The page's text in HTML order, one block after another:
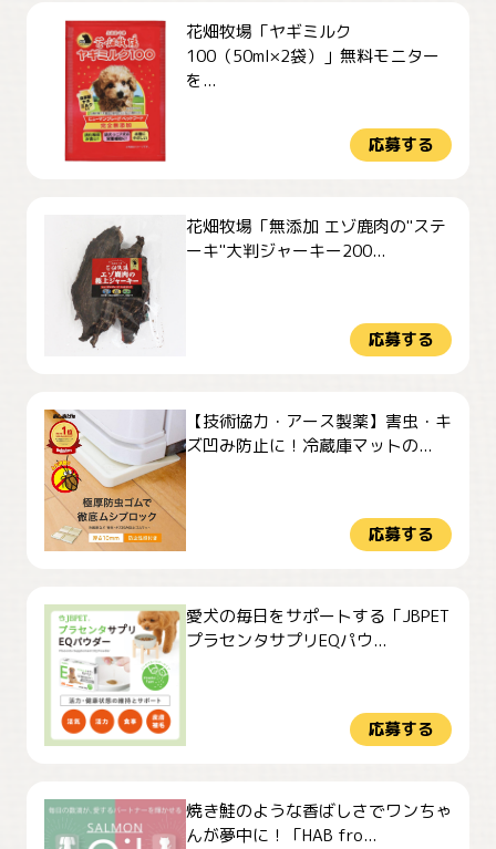
花畑牧場「ヤギミルク
100（50ml×2袋）」無料モニター
を...
応募する
花畑牧場「無添加 エゾ鹿肉の"ステ
ーキ"大判ジャーキー200...
応募する
【技術協力・アース製薬】害虫・キ
ズ凹み防止に！冷蔵庫マットの...
応募する
愛犬の毎日をサポートする「JBPET
プラセンタサプリEQパウ...
応募する
焼き鮭のような香ばしさでワンちゃ
んが夢中に！「HAB fro...